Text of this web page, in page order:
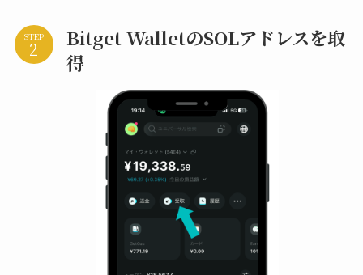
STEP
Bitget WalletのSOLアドレスを取
得